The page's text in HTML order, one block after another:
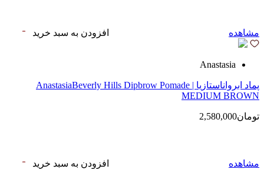
مشاهده افزودن به سبد خرید
Anastasia
پماد ابرواناستازیا | AnastasiaBeverly Hills Dipbrow Pomade
MEDIUM BROWN
تومان2,580,000
مشاهده افزودن به سبد خرید